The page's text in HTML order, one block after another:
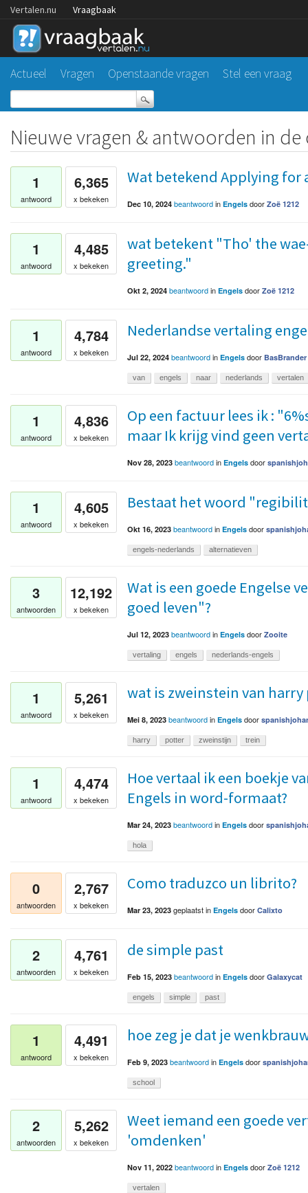
Vertalen.nu Vraagbaak
Actueel Vragen Openstaande vragen Stel een vraag
Nieuwe vragen & antwoorden in de
1
antwoord
6,365
x bekeken
Wat betekend Applying for
Dec 10, 2024 beantwoordin Engels door Zoë 1212
1
antwoord
4,485
x bekeken
wat betekent "Tho' the
greeting."
Okt 2, 2024 beantwoordin Engels door Zoë 1212
1
antwoord
4,784
x bekeken
Nederlandse vertaling
Jul 22, 2024 beantwoordin Engels door BasBrander
van engels naar nederlands vertalen
1
antwoord
4,836
x bekeken
Op een factuur lees ik :
maar Ik krijg vind geen
Nov 28, 2023 beantwoordin Engels door
1
antwoord
4,605
x bekeken
Bestaat het woord
Okt 16, 2023 beantwoordin Engels door
engels-nederlands alternatieven
3
antwoorden
12,192
x bekeken
Wat is een goede Engelse
goed leven"?
Jul 12, 2023 beantwoordin Engels door Zooite
vertaling engels nederlands-engels
1
antwoord
5,261
x bekeken
wat is zweinstein van
Mei 8, 2023 beantwoordin Engels door
harry potter zweinstijn trein
1
antwoord
4,474
x bekeken
Hoe vertaal ik een boekje
Engels in word-formaat?
Mar 24, 2023 beantwoordin Engels door
hola
0
antwoorden
2,767
x bekeken
Como traduzco un librito?
Mar 23, 2023 geplaatstin Engels door Calixto
2
antwoorden
4,761
x bekeken
de simple past
Feb 15, 2023 beantwoordin Engels door Galaxycat
engels simple past
1
antwoord
4,491
x bekeken
hoe zeg je dat je
Feb 9, 2023 beantwoordin Engels door
school
2
antwoorden
5,262
x bekeken
Weet iemand een goede
'omdenken'
Nov 11, 2022 beantwoordin Engels door Zoë 1212
vertalen